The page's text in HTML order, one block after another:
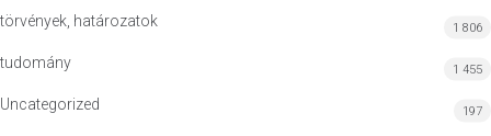
törvények, határozatok 1 806
tudomány 1 455
Uncategorized 197